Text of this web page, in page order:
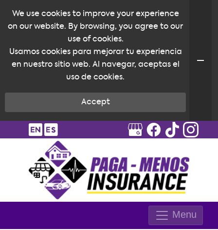
Menu
We use cookies to improve your experience
on our website. By browsing, you agree to our
use of cookies.
Usamos cookies para mejorar tu experiencia
en nuestro sitio web. Al navegar, aceptas el
uso de cookies.
Accept